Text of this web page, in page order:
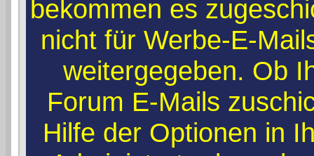
bekommen es
nicht für Werbe-E-
weitergegeben. Ob
Forum E-Mails
Hilfe der Optionen in